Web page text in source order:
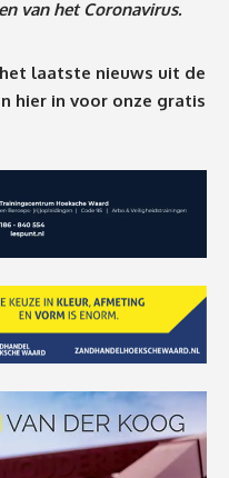
van het Coronavirus.
laatste nieuws uit de
hier in voor onze gratis